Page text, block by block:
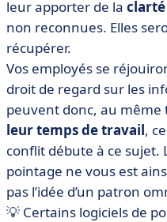
leur apporter de la clarté
non reconnues. Elles
récupérer.
Vos employés se
droit de regard sur les
peuvent donc, au même
leur temps de travail,
conflit débute à ce sujet.
pointage ne vous est
pas l’idée d’un patron
💡 Certains logiciels de